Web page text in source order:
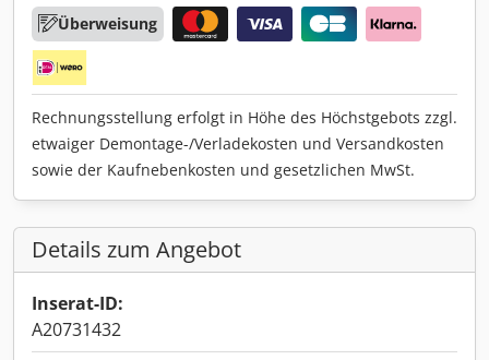
Überweisung
Rechnungsstellung erfolgt in Höhe des Höchstgebots zzgl.
etwaiger Demontage-/Verladekosten und Versandkosten
sowie der Kaufnebenkosten und gesetzlichen MwSt.
Details zum Angebot
Inserat-ID:
A20731432